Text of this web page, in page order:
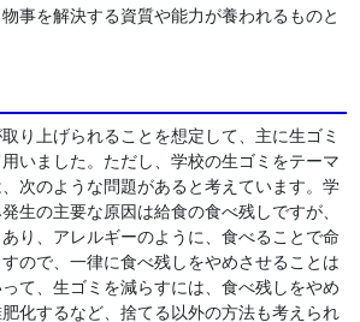
事を解決する資質や能力が養われるものと
り上げられることを想定して、主に生ゴミ
いました。ただし、学校の生ゴミをテーマ
次のような問題があると考えています。学
生の主要な原因は給食の食べ残しですが、
り、アレルギーのように、食べることで命
ので、一律に食べ残しをやめさせることは
て、生ゴミを減らすには、食べ残しをやめ
化するなど、捨てる以外の方法も考えられ